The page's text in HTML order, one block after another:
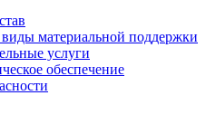
материальной поддержки
услуги
обеспечение